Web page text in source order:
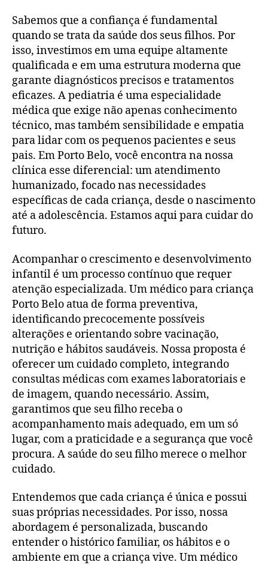
Sabemos que a confiança é fundamental
quando se trata da saúde dos seus filhos. Por
isso, investimos em uma equipe altamente
qualificada e em uma estrutura moderna que
garante diagnósticos precisos e tratamentos
eficazes. A pediatria é uma especialidade
médica que exige não apenas conhecimento
técnico, mas também sensibilidade e empatia
para lidar com os pequenos pacientes e seus
pais. Em Porto Belo, você encontra na nossa
clínica esse diferencial: um atendimento
humanizado, focado nas necessidades
específicas de cada criança, desde o nascimento
até a adolescência. Estamos aqui para cuidar do
futuro.
Acompanhar o crescimento e desenvolvimento
infantil é um processo contínuo que requer
atenção especializada. Um médico para criança
Porto Belo atua de forma preventiva,
identificando precocemente possíveis
alterações e orientando sobre vacinação,
nutrição e hábitos saudáveis. Nossa proposta é
oferecer um cuidado completo, integrando
consultas médicas com exames laboratoriais e
de imagem, quando necessário. Assim,
garantimos que seu filho receba o
acompanhamento mais adequado, em um só
lugar, com a praticidade e a segurança que você
procura. A saúde do seu filho merece o melhor
cuidado.
Entendemos que cada criança é única e possui
suas próprias necessidades. Por isso, nossa
abordagem é personalizada, buscando
entender o histórico familiar, os hábitos e o
ambiente em que a criança vive. Um médico